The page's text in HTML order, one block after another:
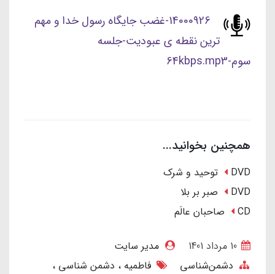
14000926-غضب جایگاه رسول خدا و مهم
ترین نقطه ی عبودیت-جلسه
سوم-64kbps.mp3
همچنین بخوانید...
DVD توحید و شرک
DVD صبر بر بلا
CD صاحبان عالَم
مدیر سایت
دشمن‌شناسی
فاطمیه دشمن شناسی